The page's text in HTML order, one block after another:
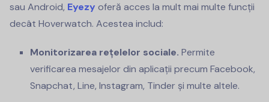
sau Android, Eyezy oferă acces la mult mai multe funcții
decât Hoverwatch. Acestea includ:
Monitorizarea rețelelor sociale. Permite
verificarea mesajelor din aplicații precum Facebook,
Snapchat, Line, Instagram, Tinder și multe altele.